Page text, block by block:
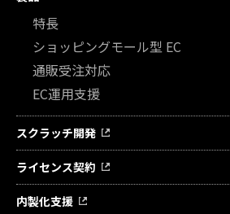
特長
ショッピングモール型 EC
通販受注対応
EC運用支援
スクラッチ開発
ライセンス契約
内製化支援